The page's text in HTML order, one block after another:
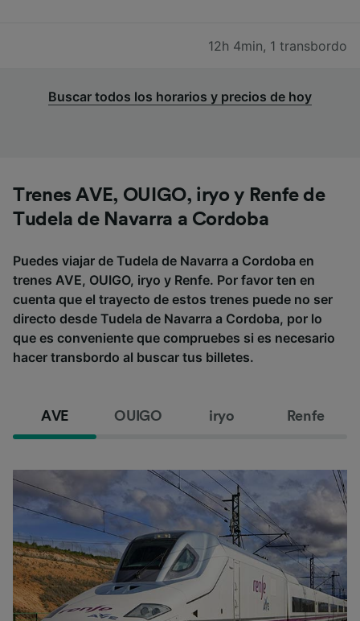
12h 4min, 1 transbordo
Buscar todos los horarios y precios de hoy
Trenes AVE, OUIGO, iryo y Renfe de
Tudela de Navarra a Cordoba
Puedes viajar de Tudela de Navarra a Cordoba en
trenes AVE, OUIGO, iryo y Renfe. Por favor ten en
cuenta que el trayecto de estos trenes puede no ser
directo desde Tudela de Navarra a Cordoba, por lo
que es conveniente que compruebes si es necesario
hacer transbordo al buscar tus billetes.
AVE OUIGO iryo Renfe